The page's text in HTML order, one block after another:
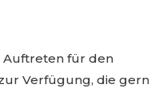
Auftreten für den
Verfügung, die gern